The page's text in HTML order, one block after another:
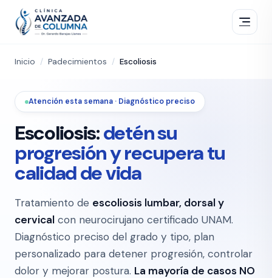
Inicio / Padecimientos / Escoliosis
Atención esta semana · Diagnóstico preciso
Escoliosis:detén su
progresión y recupera tu
calidad de vida
Tratamiento de escoliosis lumbar, dorsal y
cervical con neurocirujano certificado UNAM.
Diagnóstico preciso del grado y tipo, plan
personalizado para detener progresión, controlar
dolor y mejorar postura. La mayoría de casos NO